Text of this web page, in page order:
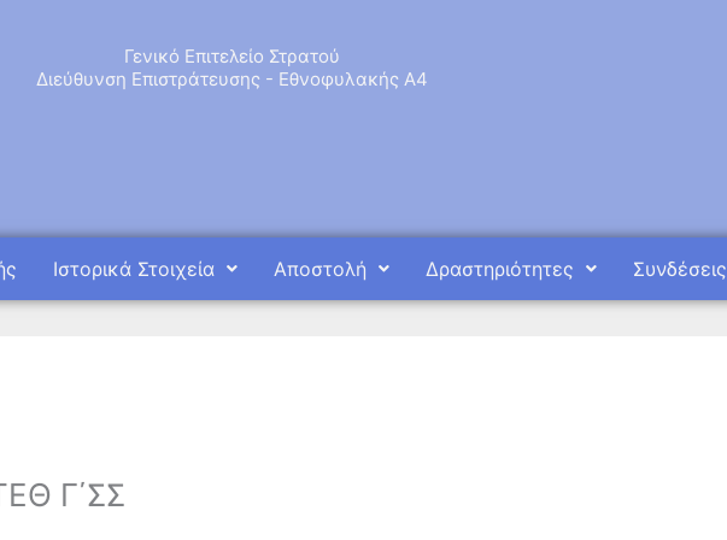
Γενικό Επιτελείο Στρατού
Διεύθυνση Επιστράτευσης - Εθνοφυλακής Α4
Ιστορικά Στοιχεία Αποστολή Δραστηριότητες Συνδέσεις
Γ΄ΣΣ